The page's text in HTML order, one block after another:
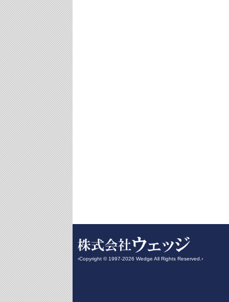
‹Copyright © 1997-2026 Wedge All Rights Reserved.›